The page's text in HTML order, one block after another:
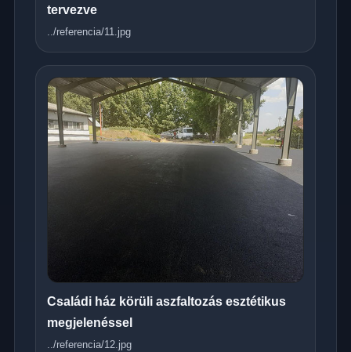
tervezve
../referencia/11.jpg
Családi ház körüli aszfaltozás esztétikus
megjelenéssel
../referencia/12.jpg